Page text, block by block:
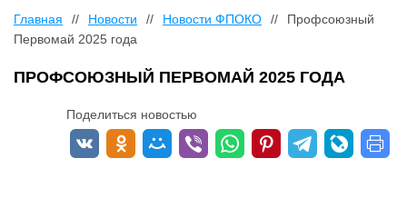
Главная // Новости // Новости ФПОКО //
Профсоюзный
Первомай 2025 года
ПРОФСОЮЗНЫЙ ПЕРВОМАЙ 2025 ГОДА
Поделиться новостью